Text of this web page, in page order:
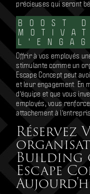
précieuses qui seront
BOOST
Offrir à vos employés
stimulante comme un
Escape Concept peut
et leur engagement. En
d'équipe et que vous
employés, vous
attachement à
Réservez
Building
Escape